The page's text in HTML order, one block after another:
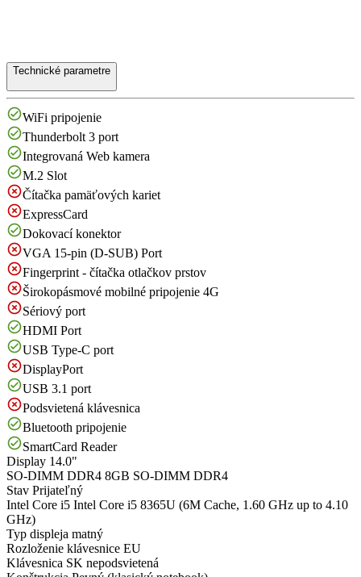
Technické parametre
WiFi pripojenie
Thunderbolt 3 port
Integrovaná Web kamera
M.2 Slot
Čítačka pamäťových kariet
ExpressCard
Dokovací konektor
VGA 15-pin (D-SUB) Port
Fingerprint - čítačka otlačkov prstov
Širokopásmové mobilné pripojenie 4G
Sériový port
HDMI Port
USB Type-C port
DisplayPort
USB 3.1 port
Podsvietená klávesnica
Bluetooth pripojenie
SmartCard Reader
Display 14.0"
SO-DIMM DDR4 8GB SO-DIMM DDR4
Stav Prijateľný
Intel Core i5 Intel Core i5 8365U (6M Cache, 1.60 GHz up to 4.10
GHz)
Typ displeja matný
Rozloženie klávesnice EU
Klávesnica SK nepodsvietená